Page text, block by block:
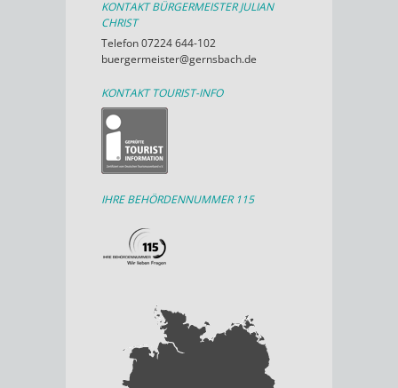
KONTAKT BÜRGERMEISTER JULIAN
CHRIST
Telefon 07224 644-102
buergermeister@gernsbach.de
KONTAKT TOURIST-INFO
IHRE BEHÖRDENNUMMER 115